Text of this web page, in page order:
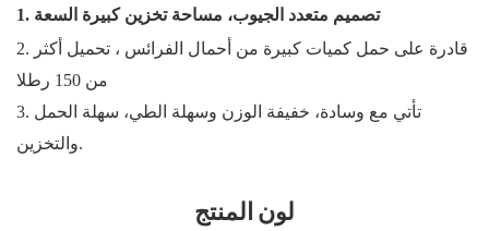
1. تصميم متعدد الجيوب، مساحة تخزين كبيرة السعة
2.
قادرة على حمل كميات كبيرة من أحمال الفرائس ، تحميل أكثر
من 150 رطلا
3. تأتي مع وسادة، خفيفة الوزن وسهلة الطي، سهلة الحمل
والتخزين.
لون المنتج